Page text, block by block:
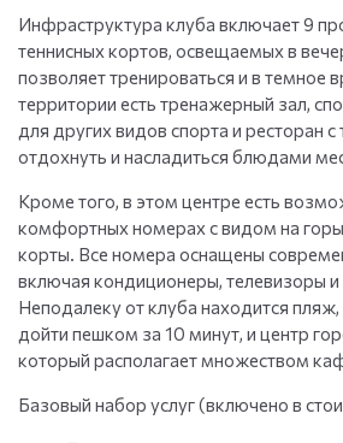
Инфраструктура клуба включает 9
теннисных кортов, освещаемых в
позволяет тренироваться и в темное
территории есть тренажерный зал,
для других видов спорта и ресторан
отдохнуть и насладиться блюдами
Кроме того, в этом центре есть
комфортных номерах с видом на горы
корты. Все номера оснащены
включая кондиционеры, телевизоры
Неподалеку от клуба находится
дойти пешком за 10 минут, и центр
который располагает множеством
Базовый набор услуг (включено в